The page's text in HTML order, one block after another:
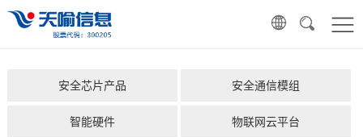
安全芯片产品 安全通信模组
智能硬件 物联网云平台